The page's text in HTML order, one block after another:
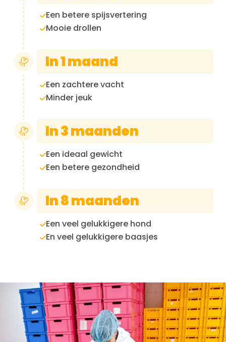
Een betere spijsvertering
Mooie drollen
In 1 maand
Een zachtere vacht
Minder jeuk
In 3 maanden
Een ideaal gewicht
Een betere gezondheid
In 8 maanden
Een veel gelukkigere hond
En veel gelukkigere baasjes